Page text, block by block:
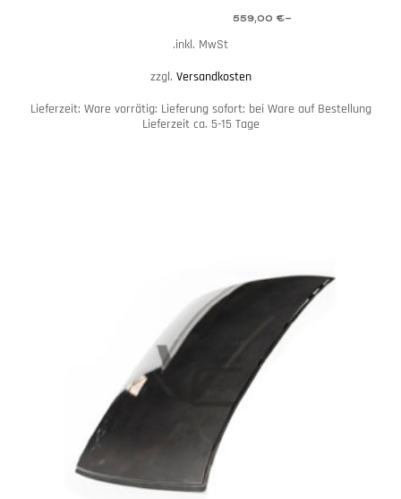
–
559,00 €
inkl. MwSt.
zzgl. Versandkosten
Lieferzeit: Ware vorrätig: Lieferung sofort; bei Ware auf Bestellung
Lieferzeit ca. 5-15 Tage